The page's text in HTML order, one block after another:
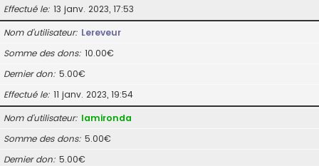
Effectué le 13 janv. 2023, 17:53
Nom d’utilisateur Lereveur
Somme des dons 10.00€
Dernier don 5.00€
Effectué le 11 janv. 2023, 19:54
Nom d’utilisateur lamironda
Somme des dons 5.00€
Dernier don 5.00€